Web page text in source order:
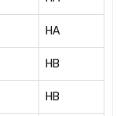
HA
HB
HB